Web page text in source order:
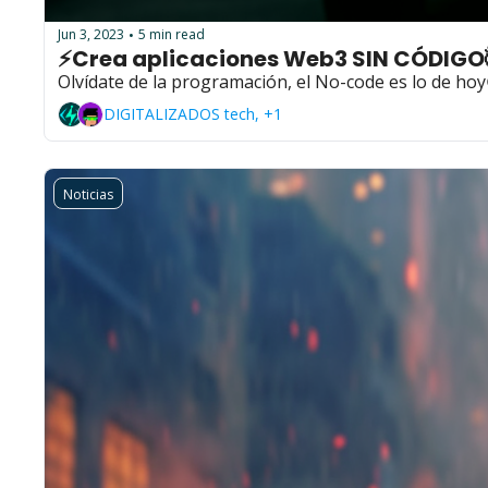
Jun 3, 2023 • 5 min read
⚡Crea aplicaciones Web3 SIN
Olvídate de la programación, el No-code es lo de
DIGITALIZADOS tech, +1
Noticias